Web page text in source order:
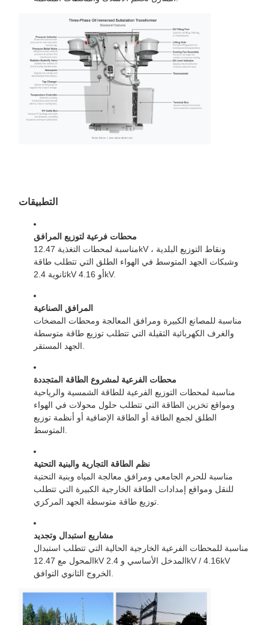
التطبيقات
محطات فرعية لتوزيع المرافق
مناسبة لمحطات التغذية 12.47kV ، ونقاط التوزيع البلدية
وشبكات الجهد المتوسط في الهواء الطلق التي تتطلب طاقة
ثانوية 2.4kV أو 4.16kV.
المرافق الصناعية
مناسبة للمصانع الكبيرة ومرافق المعالجة ومحطات المضخات
والغرف الكهربائية الثقيلة التي تتطلب توزيع طاقة متوسطة
محطات الفرعية لمشروع الطاقة المتجددة
مناسبة لمحطات التوزيع الفرعية للطاقة الشمسية والرياحية
ومواقع تخزين الطاقة التي تتطلب حلول محولات في الهواء
الطلق لجمع الطاقة أو الطاقة الإضافية أو أنظمة توزيع
نظم الطاقة التجارية والبنية التحتية
مناسبة للحرم الجامعي ومرافق معالجة المياه وبنية التحتية
للنقل ومواقع إمدادات الطاقة الخارجية الكبيرة التي تتطلب
مشاريع استبدال وتجديد
مناسبة للمحطات الفرعية الخارجية الحالية التي تتطلب استبدال
المحول مع 12.47kV المدخل الأساسي و 2.4kV / 4.16kV